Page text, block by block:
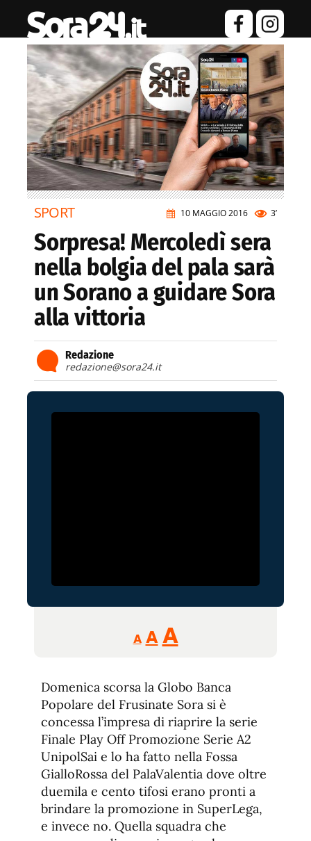
10 MAGGIO 2016 3’
SPORT
Sorpresa! Mercoledì sera
nella bolgia del pala sarà
un Sorano a guidare Sora
alla vittoria
Redazione
redazione@sora24.it
A
Reducir
tamaño
A Restablecer
de
fuente
AAumentar
de
fuente.
Domenica scorsa la Globo Banca
Popolare del Frusinate Sora si è
concessa l’impresa di riaprire la serie
Finale Play Off Promozione Serie A2
UnipolSai e lo ha fatto nella Fossa
GialloRossa del PalaValentia dove oltre
duemila e cento tifosi erano pronti a
brindare la promozione in SuperLega,
e invece no. Quella squadra che